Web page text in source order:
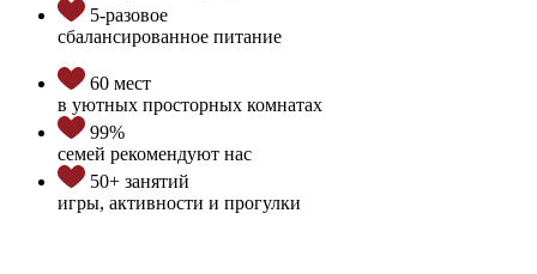
5-разовое
сбалансированное питание
60 мест
в уютных просторных комнатах
99%
семей рекомендуют нас
50+ занятий
игры, активности и прогулки